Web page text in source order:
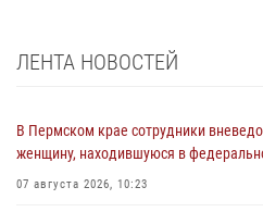
ЛЕНТА НОВОСТЕЙ
В Пермском крае сотрудники
женщину, находившуюся в
07 августа 2026, 10:23